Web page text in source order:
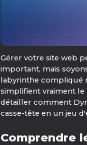
Gérer votre site web
important, mais
labyrinthe compliqué
simplifient vraiment le
détailler comment
casse-tête en un jeu
Comprendre